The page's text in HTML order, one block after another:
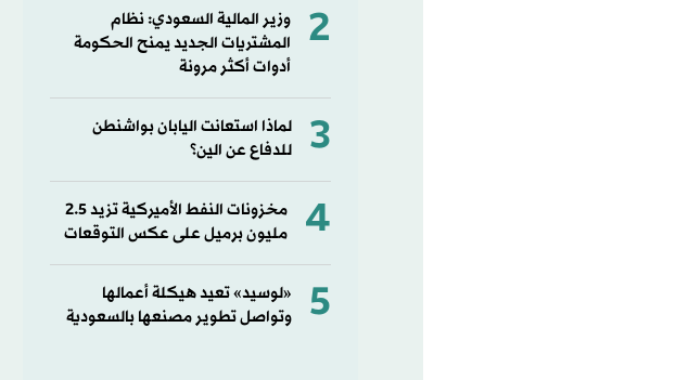
2
وزير المالية السعودي: نظام
المشتريات الجديد يمنح الحكومة
أدوات أكثر مرونة
3
لماذا استعانت اليابان بواشنطن
للدفاع عن الين؟
4
مخزونات النفط الأميركية تزيد 2.5
مليون برميل على عكس التوقعات
5
«لوسيد» تعيد هيكلة أعمالها
وتواصل تطوير مصنعها بالسعودية